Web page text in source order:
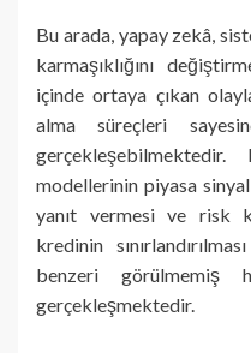
Bu arada, yapay zekâ,
karmaşıklığını
içinde ortaya çıkan
alma süreçleri
modellerinin piyasa
yanıt vermesi ve risk
kredinin
benzeri görülmemiş
gerçekleşmektedir.